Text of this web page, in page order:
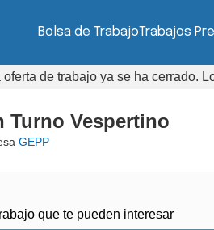
Bolsa de TrabajoTrabajos
de trabajo ya se ha cerrado.
Turno Vespertino
GEPP
que te pueden interesar